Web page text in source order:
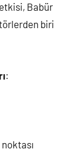
Babür
biri
: